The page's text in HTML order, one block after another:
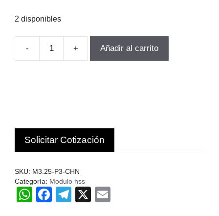
2 disponibles
-
FRESA
Z17-
20
Hss
+ Añadir al carrito
Solicitar Cotización
SKU: M3.25-P3-CHN
Categoría: Modulo hss
W
F
T
X